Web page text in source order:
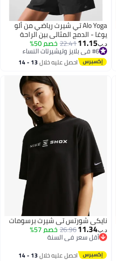
2
Alo Yoga تي شيرت رياضي من ألو
يوغا - الدمج المثالي بين الراحة
والأناقة
د.ب‏11.15
22.41خصم 50%
#6 في بلايز وتيشيرتات النساء
#6 في بلايز وتيشيرتات النساء احصل عليه خلال 13 - 14
2
نايكي شورتس تي شيرت برسومات
د.ب‏11.34
26.96خصم 57%
أقل سعر في السنة
أقل سعر في السنة
احصل عليه خلال 13 - 14